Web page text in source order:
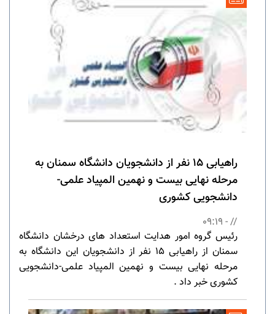
راهیابی 15 نفر از دانشجویان دانشگاه سمنان به
مرحله نهایی بیست و نهمین المپیاد علمی-
دانشجویی کشوری
// - 09:19
رئیس گروه امور هدایت استعداد های درخشان دانشگاه
سمنان از راهیابی 15 نفر از دانشجویان این دانشگاه به
مرحله نهایی بیست و نهمین المپیاد علمی-دانشجویی
کشوری خبر داد .